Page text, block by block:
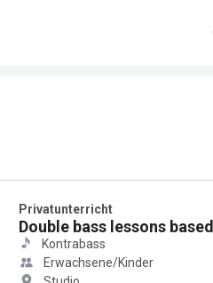
Privatunterricht
Double bass lessons
Kontrabass
Erwachsene/Kinder